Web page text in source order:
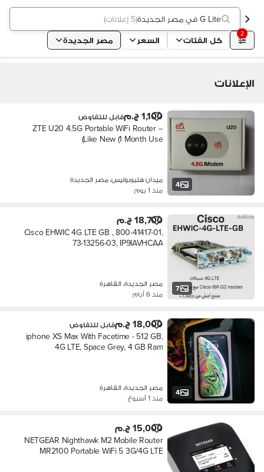
G Lite في مصر الجديدة (5 إعلانات )
2
كل الفئات السعر مصر الجديدة
الإعلانات
4
1,100 ج.م قابل للتفاوض
ZTE U20 4.5G Portable WiFi Router –
Like New (1 Month Use)
ميدان هليوبوليس، مصر الجديدة
منذ 1 يوم
7
18,700 ج.م
Cisco EHWIC 4G LTE GB , 800-41417-01,
73-13256-03, IP9IAVHCAA
مصر الجديدة، القاهرة
منذ 6 أيام
4
18,000 ج.م قابل للتفاوض
iphone XS Max With Facetime - 512 GB,
4G LTE, Space Grey, 4 GB Ram
مصر الجديدة، القاهرة
منذ 1 أسبوع
15,000 ج.م
NETGEAR Nighthawk M2 Mobile Router
MR2100 Portable WiFi 5 3G/4G LTE